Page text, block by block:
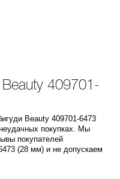
Beauty 409701-
Beauty 409701-6473
покупках. Мы
покупателей
(28 мм) и не допускаем